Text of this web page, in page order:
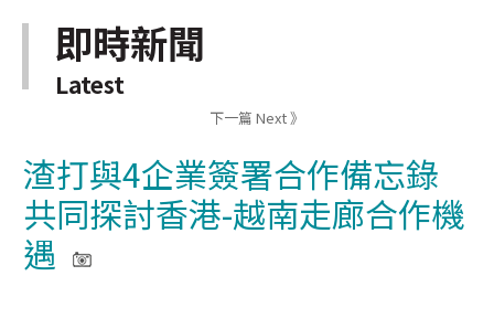
即時新聞
Latest
下一篇 Next 》
渣打與4企業簽署合作備忘錄
共同探討香港-越南走廊合作機
遇